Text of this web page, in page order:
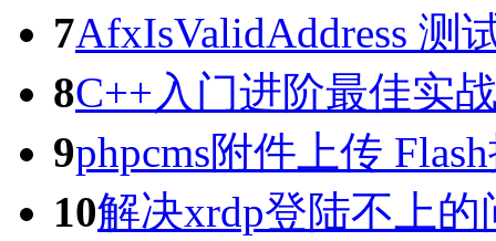
7AfxIsValidAddress 测
8C++入门进阶最佳实
9phpcms附件上传
10解决xrdp登陆不上的